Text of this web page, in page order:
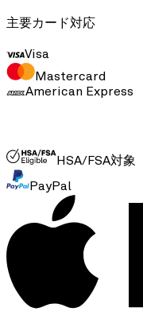
主要カード対応
Visa
Mastercard
American Express
HSA/FSA対象
PayPal